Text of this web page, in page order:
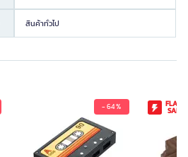
สินค้าทั่วไป
- 64 % FLASH
SALE